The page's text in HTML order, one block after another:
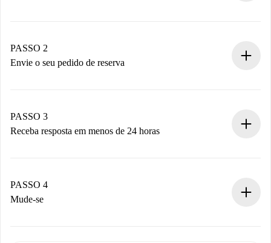
Você tem todas as informações necessárias
antecipadamente.
PASSO 2
Envie o seu pedido de reserva
Não cobramos nada até que o proprietário confirme.
PASSO 3
Receba resposta em menos de 24 horas
proprietário.
Se recusada: não cobraremos nada e ofereceremos
PASSO 4
Mude-se